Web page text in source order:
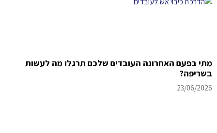
מתי בפעם האחרונה העובדים שלכם תרגלו מה לעשות
בשריפה?
23/06/2026